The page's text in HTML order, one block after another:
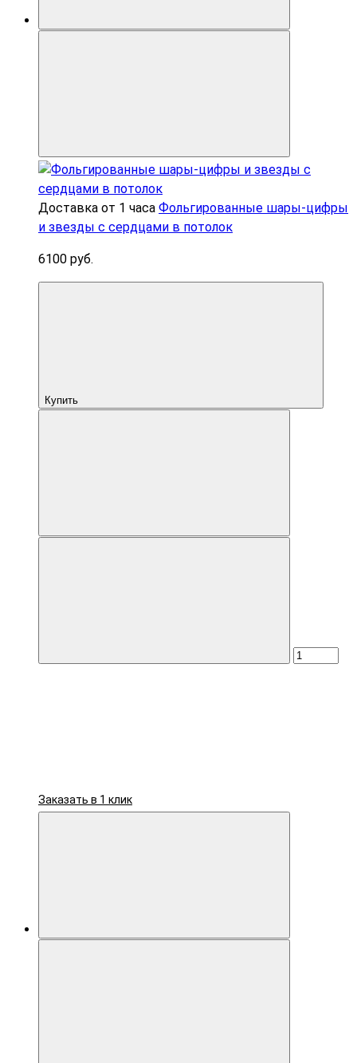
Доставка от 1 часа Фольгированные шары-цифры
и звезды с сердцами в потолок
6100 руб.
Купить
Заказать в 1 клик